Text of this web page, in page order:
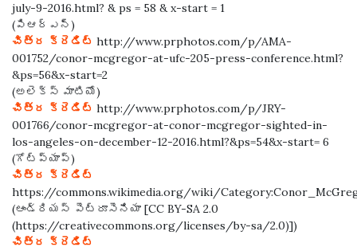
july-9-2016.html? & ps = 58 & x-start = 1
(పిఆర్ఎన్)
చిత్ర క్రెడిట్ http://www.prphotos.com/p/AMA-
001752/conor-mcgregor-at-ufc-205-press-conference.html?
&ps=56&x-start=2
(అలెక్స్ మాటియో)
చిత్ర క్రెడిట్ http://www.prphotos.com/p/JRY-
001766/conor-mcgregor-at-conor-mcgregor-sighted-in-
los-angeles-on-december-12-2016.html?&ps=54&x-start= 6
(గోట్‌ప్యాప్)
చిత్ర క్రెడిట్
https://commons.wikimedia.org/wiki/
(ఆండ్రియస్ పెట్రూసెనియా [CC BY-SA 2.0
(https://creativecommons.org/licenses/by-sa/2.0)])
చిత్ర క్రెడిట్